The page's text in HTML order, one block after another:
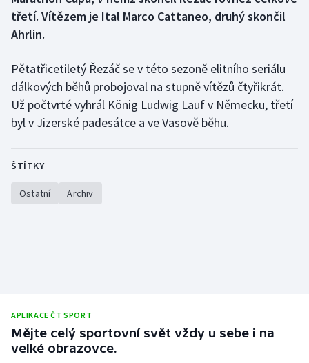
Futsal
Gymnastika
Házená
Judo
Moderní pětiboj
Motorsport
třetí. Vítězem je Ital Marco Cattaneo, druhý skončil
Ahrlin.
Pětatřicetiletý Řezáč se v této sezoně elitního seriálu
dálkových běhů probojoval na stupně vítězů čtyřikrát.
Už počtvrté vyhrál König Ludwig Lauf v Německu, třetí
byl v Jizerské padesátce a ve Vasově běhu.
ŠTÍTKY
Ostatní Archiv
APLIKACE ČT SPORT
Mějte celý sportovní svět vždy u sebe i na
velké obrazovce.